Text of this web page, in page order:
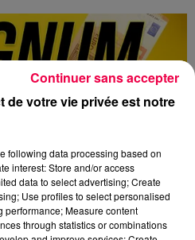
de votre vie privée est notre
following data processing based on
interest: Store and/or access
data to select advertising; Create
Use profiles to select personalised
Measure content
through statistics or combinations
Continuer sans accepter